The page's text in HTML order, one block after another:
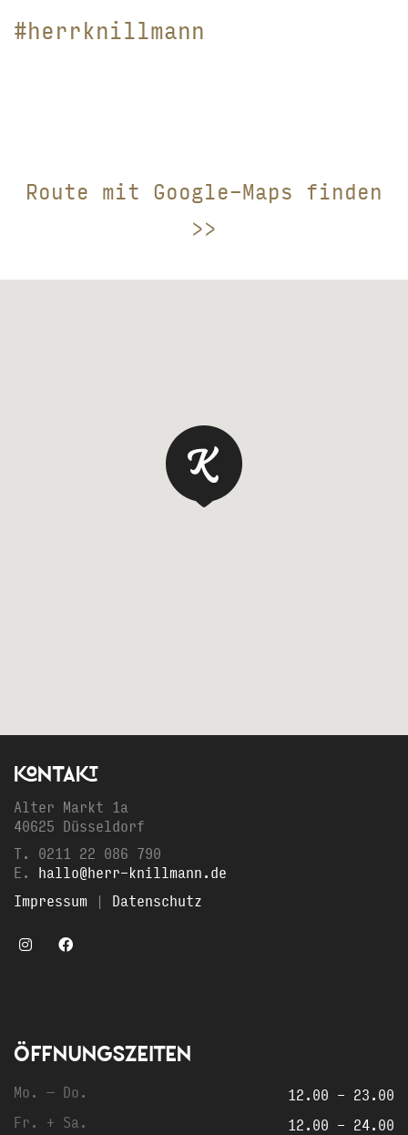
#herrknillmann
Route mit Google-Maps finden
>>
KONTAKT
Alter Markt 1a
40625 Düsseldorf
T. 0211 22 086 790
E.
hallo@herr-knillmann.de
Impressum | Datenschutz
ÖFFNUNGSZEITEN
Mo. — Do.
12.00 - 23.00
Fr. + Sa.
12.00 - 24.00